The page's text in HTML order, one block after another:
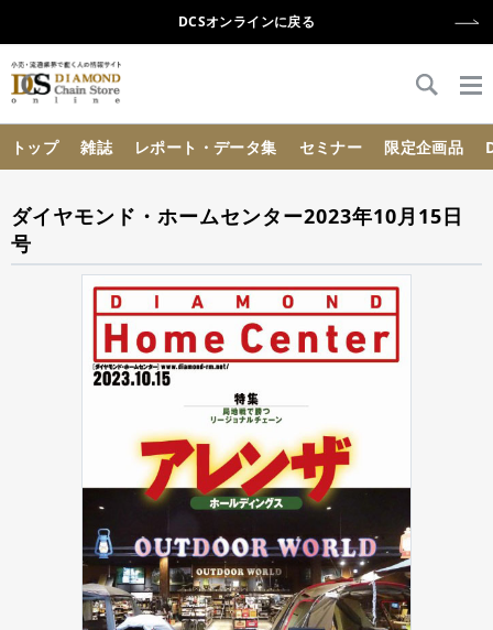
DCSオンラインに戻る
トップ 雑誌 レポート・データ集 セミナー 限定企画品
ダイヤモンド・ホームセンター2023年10月15日
号